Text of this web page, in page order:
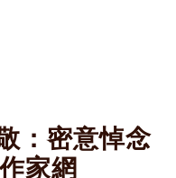
：密意悼念
家網